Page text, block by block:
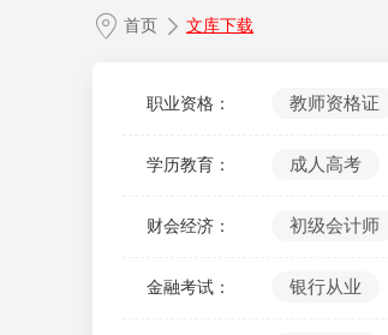
首页 文库下载
职业资格： 教师资格证
学历教育： 成人高考
财会经济： 初级会计师
金融考试： 银行从业